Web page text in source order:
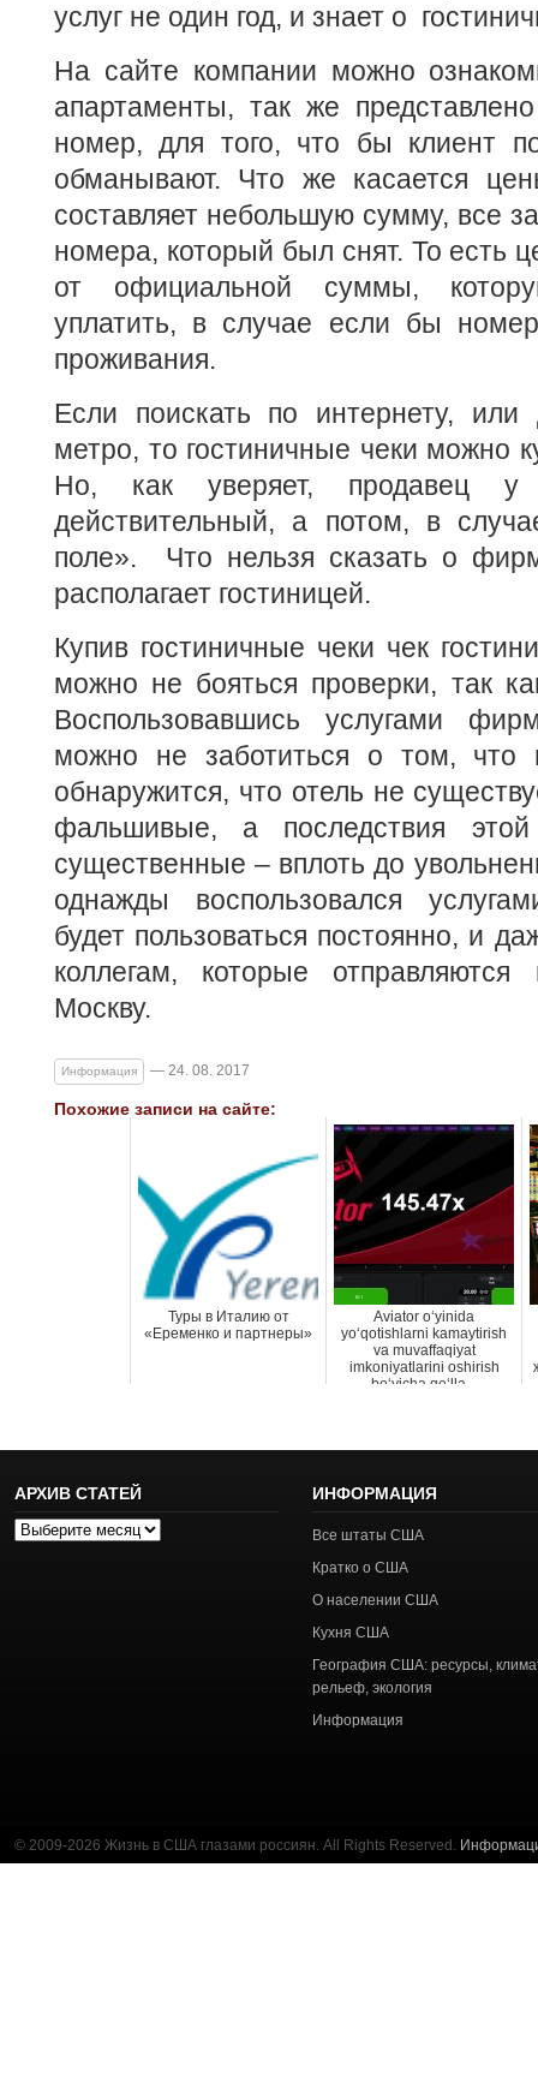
услуг не один год, и знает о
На сайте компании можно
апартаменты, так же
номер, для того, что бы клиент
обманывают. Что же касается
составляет небольшую сумму, все
номера, который был снят. То есть
от официальной суммы,
уплатить, в случае если бы
проживания.
Если поискать по интернету, или
метро, то гостиничные чеки можно
Но, как уверяет, продавец
действительный, а потом, в
поле». Что нельзя сказать о
располагает гостиницей.
Купив гостиничные чеки чек
можно не бояться проверки, так
Воспользовавшись услугами
можно не заботиться о том, что
обнаружится, что отель не
фальшивые, а последствия
существенные – вплоть до
однажды воспользовался
будет пользоваться постоянно, и
коллегам, которые
Москву.
Информация — 24. 08. 2017
Похожие записи на сайте:
Туры в Италию от
«Еременко и партнеры»
Aviator o‘yinida
yo‘qotishlarni kamaytirish
va muvaffaqiyat
imkoniyatlarini oshirish
bo‘yicha qo‘lla...
АРХИВ СТАТЕЙ
Архив
ИНФОРМАЦИЯ
Все штаты США
Кратко о США
О населении США
Кухня США
География США: ресурсы,
рельеф, экология
Информация
© 2009-2026 Жизнь в США глазами россиян. All Rights Reserved.